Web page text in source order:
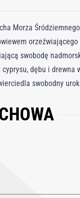
Morza
swobodę
dębu i drewna
swobodny
z elegancką złotą
oddaje